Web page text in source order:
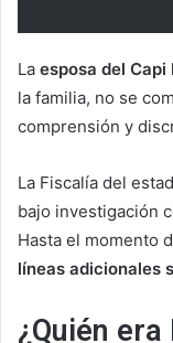
La esposa del Capi
la familia, no se
comprensión y
La Fiscalía del
bajo investigación
Hasta el momento
líneas adicionales
¿Quién